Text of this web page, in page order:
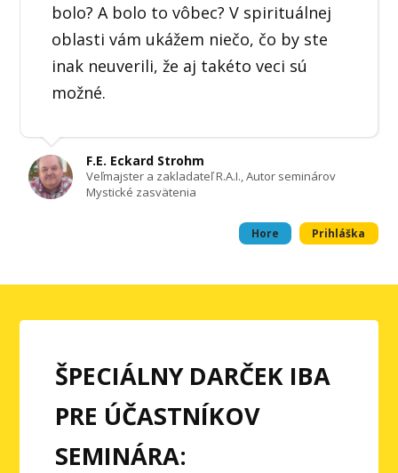
bolo? A bolo to vôbec? V spirituálnej
oblasti vám ukážem niečo, čo by ste
inak neuverili, že aj takéto veci sú
možné.
F.E. Eckard Strohm
Veľmajster a zakladateľ R.A.I., Autor seminárov
Mystické zasvätenia
Hore Prihláška
ŠPECIÁLNY DARČEK IBA
PRE ÚČASTNÍKOV
SEMINÁRA: